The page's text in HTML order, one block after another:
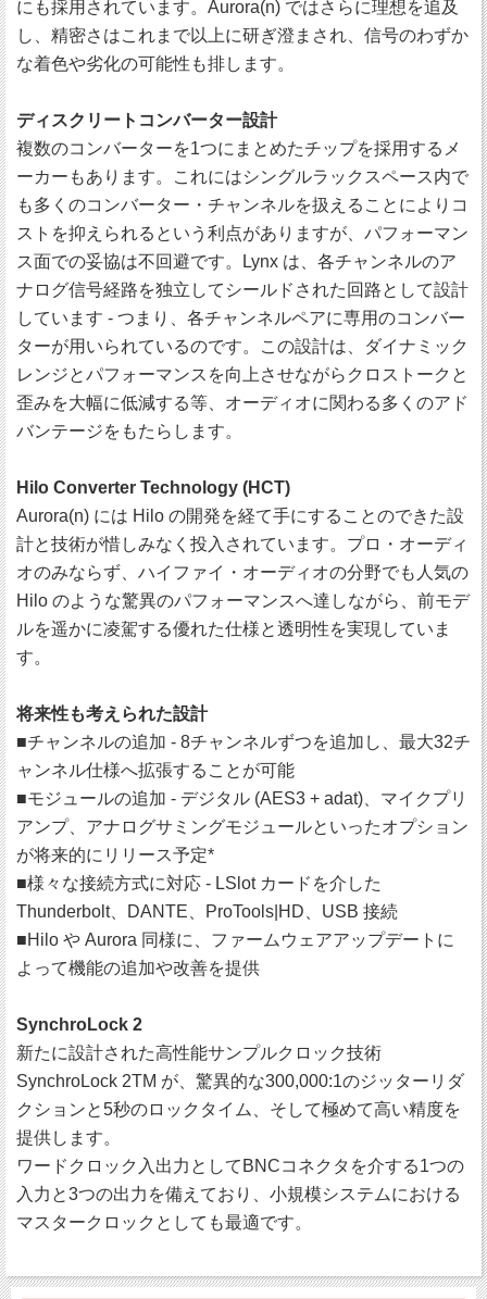
にも採用されています。Aurora(n) ではさらに理想を追及
し、精密さはこれまで以上に研ぎ澄まされ、信号のわずか
な着色や劣化の可能性も排します。
ディスクリートコンバーター設計
複数のコンバーターを1つにまとめたチップを採用するメ
ーカーもあります。これにはシングルラックスペース内で
も多くのコンバーター・チャンネルを扱えることによりコ
ストを抑えられるという利点がありますが、パフォーマン
ス面での妥協は不回避です。Lynx は、各チャンネルのア
ナログ信号経路を独立してシールドされた回路として設計
しています - つまり、各チャンネルペアに専用のコンバー
ターが用いられているのです。この設計は、ダイナミック
レンジとパフォーマンスを向上させながらクロストークと
歪みを大幅に低減する等、オーディオに関わる多くのアド
バンテージをもたらします。
Hilo Converter Technology (HCT)
Aurora(n) には Hilo の開発を経て手にすることのできた設
計と技術が惜しみなく投入されています。プロ・オーディ
オのみならず、ハイファイ・オーディオの分野でも人気の
Hilo のような驚異のパフォーマンスへ達しながら、前モデ
ルを遥かに凌駕する優れた仕様と透明性を実現していま
す。
将来性も考えられた設計
■チャンネルの追加 - 8チャンネルずつを追加し、最大32チ
ャンネル仕様へ拡張することが可能
■モジュールの追加 - デジタル (AES3 + adat)、マイクプリ
アンプ、アナログサミングモジュールといったオプション
が将来的にリリース予定*
■様々な接続方式に対応 - LSlot カードを介した
Thunderbolt、DANTE、ProTools|HD、USB 接続
■Hilo や Aurora 同様に、ファームウェアアップデートに
よって機能の追加や改善を提供
SynchroLock 2
新たに設計された高性能サンプルクロック技術
SynchroLock 2TM が、驚異的な300,000:1のジッターリダ
クションと5秒のロックタイム、そして極めて高い精度を
提供します。
ワードクロック入出力としてBNCコネクタを介する1つの
入力と3つの出力を備えており、小規模システムにおける
マスタークロックとしても最適です。